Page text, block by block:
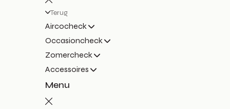
Terug
Aircocheck
Occasioncheck
Zomercheck
Accessoires
Menu